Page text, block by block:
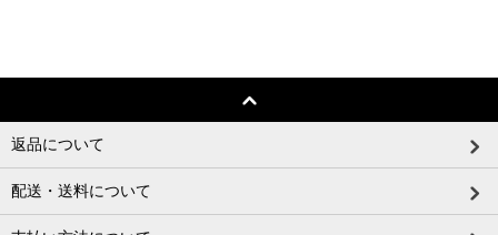
返品について
配送・送料について